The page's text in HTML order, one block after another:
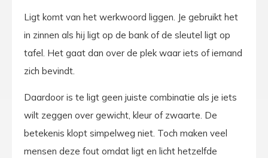
Ligt komt van het werkwoord liggen. Je gebruikt het
in zinnen als hij ligt op de bank of de sleutel ligt op
tafel. Het gaat dan over de plek waar iets of iemand
zich bevindt.
Daardoor is te ligt geen juiste combinatie als je iets
wilt zeggen over gewicht, kleur of zwaarte. De
betekenis klopt simpelweg niet. Toch maken veel
mensen deze fout omdat ligt en licht hetzelfde